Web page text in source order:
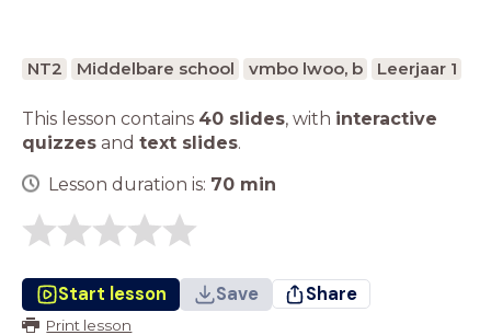
NT2 Middelbare school vmbo lwoo, b Leerjaar 1
This lesson contains 40 slides, with interactive
quizzes and text slides.
Lesson duration is: 70 min
Start lesson Save Share
Print lesson